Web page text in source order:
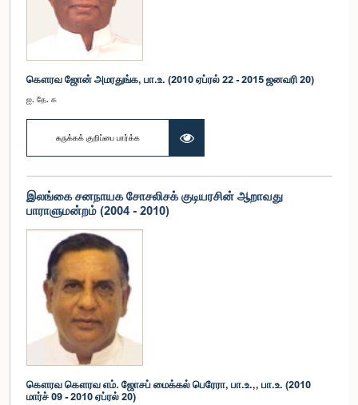
கௌரவ ஜோன் அமரதுங்க, பா.உ. (2010 ஏப்ரல் 22 - 2015 ஜனவரி 20)
ஐ. தே. க
சுருக்கக் குறிப்பை பார்க்க
இலங்கை சனநாயக சோசலிசக் குடியரசின் ஆறாவது
பாராளுமன்றம் (2004 - 2010)
கௌரவ கௌரவ எம். ஜோசப் மைக்கல் பெரேரா, பா.உ.,, பா.உ. (2010
மார்ச் 09 - 2010 ஏப்ரல் 20)